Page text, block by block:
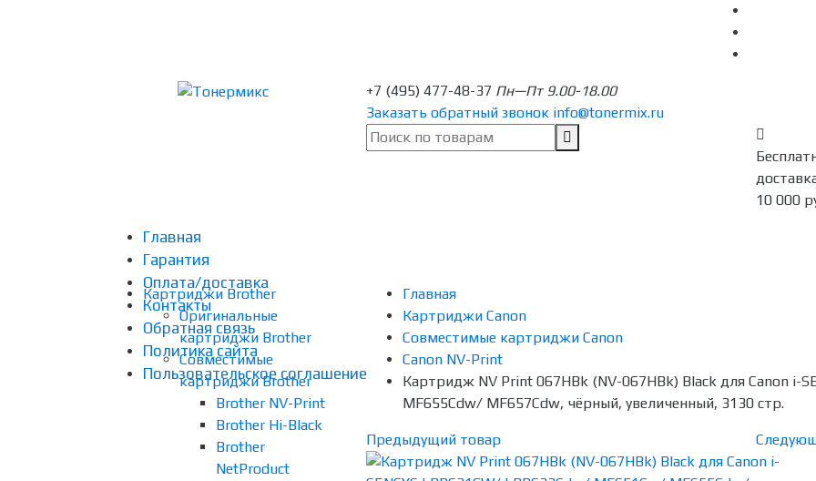
+7 (495) 477-48-37 Пн—Пт 9.00-18.00
Заказать обратный звонок info@tonermix.ru
10 000
Главная
Гарантия
Оплата/доставка
Контакты
Обратная связь
Политика сайта
Пользовательское соглашение
Картриджи Brother
Оригинальные
картриджи Brother
Совместимые
картриджи Brother
Brother NV-Print
Brother Hi-Black
Brother
NetProduct
Главная
Картриджи Canon
Совместимые картриджи Canon
Canon NV-Print
Картридж NV Print 067HBk (NV-067HBk) Black для Canon i-
MF655Cdw/ MF657Cdw, чёрный, увеличенный, 3130 стр.
Предыдущий товар